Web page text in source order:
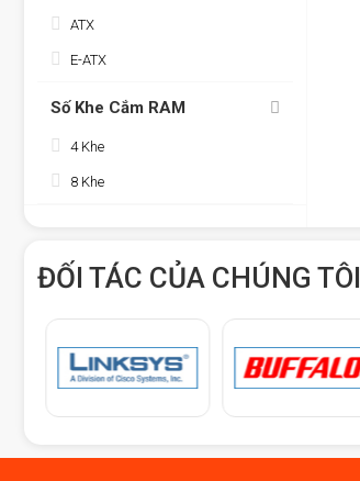
ATX
E-ATX
Số Khe Cắm RAM
4 Khe
8 Khe
ĐỐI TÁC CỦA CHÚNG TÔI